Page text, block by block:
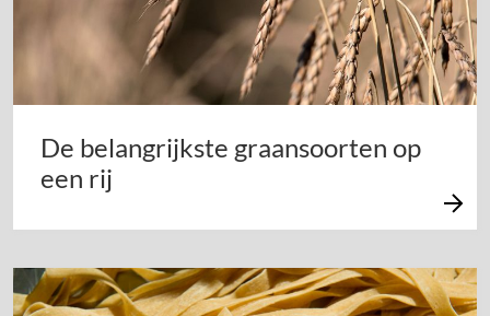
De belangrijkste graansoorten op
een rij